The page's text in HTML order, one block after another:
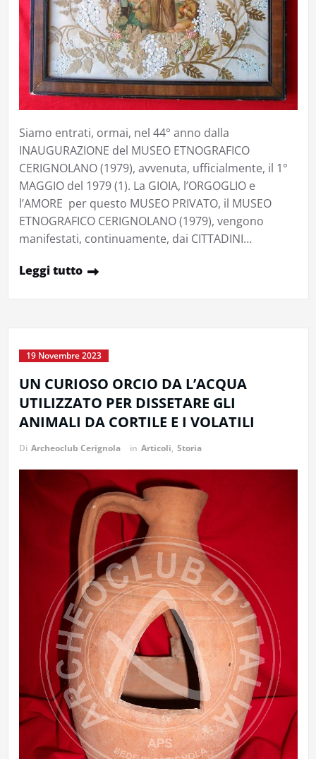
Siamo entrati, ormai, nel 44° anno dalla
INAUGURAZIONE del MUSEO ETNOGRAFICO
CERIGNOLANO (1979), avvenuta, ufficialmente, il 1°
MAGGIO del 1979 (1). La GIOIA, l’ORGOGLIO e
l’AMORE per questo MUSEO PRIVATO, il MUSEO
ETNOGRAFICO CERIGNOLANO (1979), vengono
manifestati, continuamente, dai CITTADINI…
Leggi tutto
19 Novembre 2023
UN CURIOSO ORCIO DA L’ACQUA
UTILIZZATO PER DISSETARE GLI
ANIMALI DA CORTILE E I VOLATILI
Di Archeoclub Cerignola in Articoli, Storia